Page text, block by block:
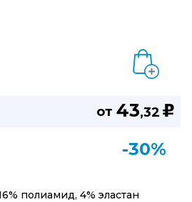
от 43,32 u
-30%
полиамид, 4% эластан